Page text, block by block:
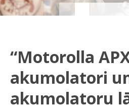
“Motorolla
akumolatori
akumolatoru